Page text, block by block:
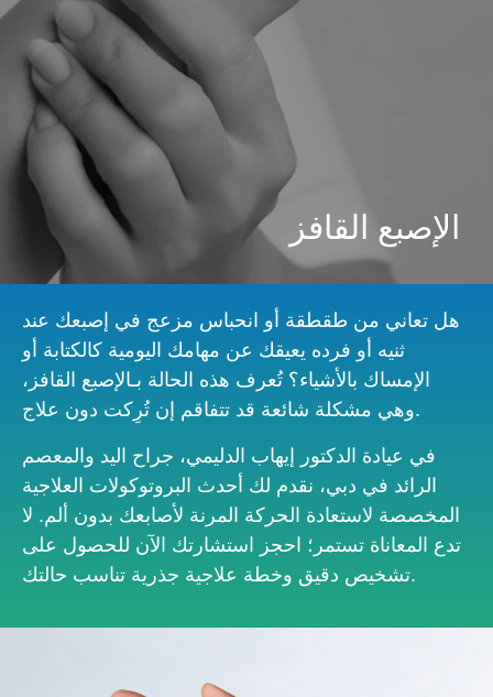
الإصبع القافز
هل تعاني من طقطقة أو انحباس مزعج في إصبعك عند
ثنيه أو فرده يعيقك عن مهامك اليومية كالكتابة أو
الإمساك بالأشياء؟ تُعرف هذه الحالة بـالإصبع القافز،
وهي مشكلة شائعة قد تتفاقم إن تُرِكت دون علاج.
في عيادة الدكتور إيهاب الدليمي، جراح اليد والمعصم
الرائد في دبي، نقدم لك أحدث البروتوكولات العلاجية
المخصصة لاستعادة الحركة المرنة لأصابعك بدون ألم. لا
تدع المعاناة تستمر؛ احجز استشارتك الآن للحصول على
تشخيص دقيق وخطة علاجية جذرية تناسب حالتك.